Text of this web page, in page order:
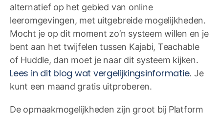
alternatief op het gebied van online
leeromgevingen, met uitgebreide mogelijkheden.
Mocht je op dit moment zo’n systeem willen en je
bent aan het twijfelen tussen Kajabi, Teachable
of Huddle, dan moet je naar dit systeem kijken.
Lees in dit blog wat vergelijkingsinformatie. Je
kunt een maand gratis uitproberen.
De opmaakmogelijkheden zijn groot bij Platform